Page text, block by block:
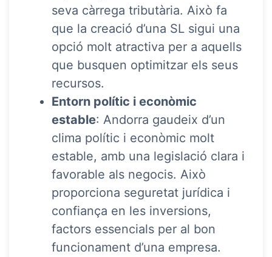
seva càrrega tributària. Això fa
que la creació d’una SL sigui una
opció molt atractiva per a aquells
que busquen optimitzar els seus
recursos.
Entorn polític i econòmic
estable: Andorra gaudeix d’un
clima polític i econòmic molt
estable, amb una legislació clara i
favorable als negocis. Això
proporciona seguretat jurídica i
confiança en les inversions,
factors essencials per al bon
funcionament d’una empresa.